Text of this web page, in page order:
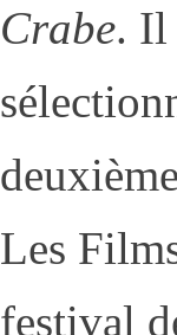
Crabe. Il
Les
festival